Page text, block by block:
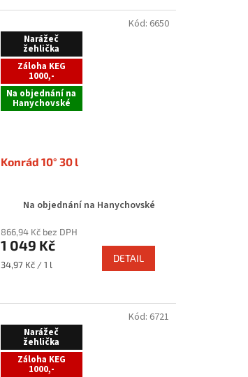
Narážeč
žehlička
Záloha KEG
1000,-
Na objednání na
Hanychovské
Konrád 10° 30 l
Na objednání na Hanychovské
866,94 Kč bez DPH
1 049 Kč
Měrná
34,97 Kč / 1 l
DETAIL
Kód: 6650
Narážeč
žehlička
Záloha KEG
1000,-
Kód: 6721